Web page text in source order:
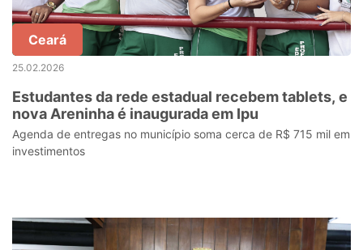
Ceará
25.02.2026
Estudantes da rede estadual recebem tablets, e
nova Areninha é inaugurada em Ipu
Agenda de entregas no município soma cerca de R$ 715 mil em
investimentos